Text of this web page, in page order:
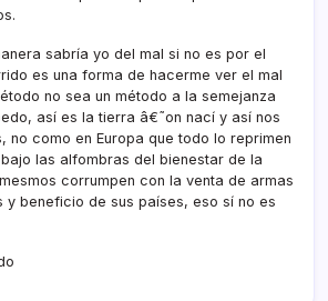
sabrí­a yo del mal si no es por el
es una forma de hacerme ver el mal
no sea un método a la semejanza
así­ es la tierra â€˜on nací­ y así­ nos
no como en Europa que todo lo reprimen
las alfombras del bienestar de la
corrumpen con la venta de armas
y beneficio de sus paí­ses, eso sí­ no es